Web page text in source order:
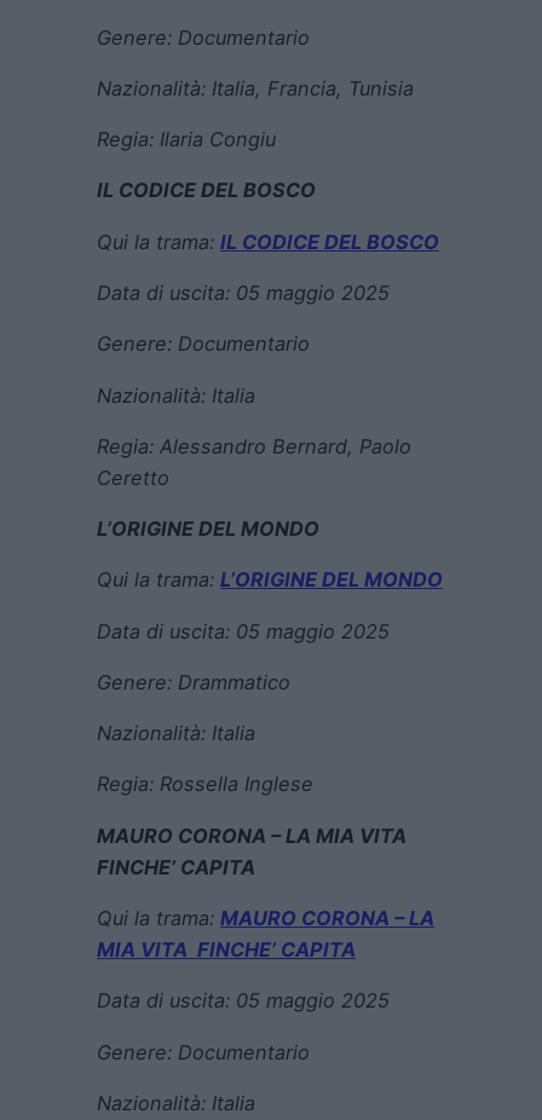
Genere: Documentario
Nazionalità: Italia, Francia, Tunisia
Regia: Ilaria Congiu
IL CODICE DEL BOSCO
Qui la trama: IL CODICE DEL BOSCO
Data di uscita: 05 maggio 2025
Genere: Documentario
Nazionalità: Italia
Regia: Alessandro Bernard, Paolo
Ceretto
L’ORIGINE DEL MONDO
Qui la trama: L’ORIGINE DEL MONDO
Data di uscita: 05 maggio 2025
Genere: Drammatico
Nazionalità: Italia
Regia: Rossella Inglese
MAURO CORONA – LA MIA VITA
FINCHE’ CAPITA
Qui la trama: MAURO CORONA – LA
MIA VITA FINCHE’ CAPITA
Data di uscita: 05 maggio 2025
Genere: Documentario
Nazionalità: Italia